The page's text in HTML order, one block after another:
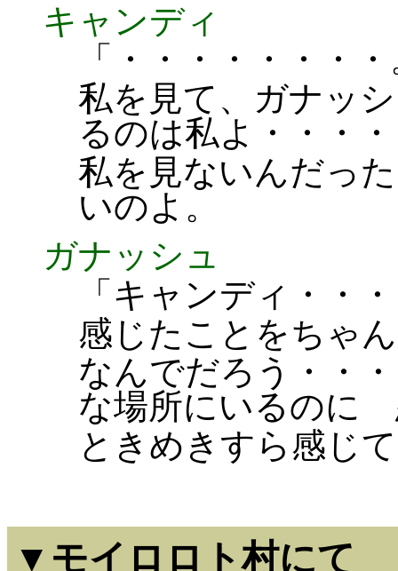
キャンディ
「・・・・・・・
私を見て、ガナッ
るのは私よ・・・
私を見ないんだっ
いのよ。
ガナッシュ
「キャンディ・・
感じたことをちゃ
なんでだろう・・
な場所にいるのに
ときめきすら感じ
▼モイロロト村にて